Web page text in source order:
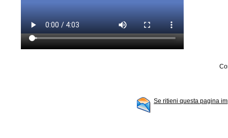
Se ritieni questa pagina